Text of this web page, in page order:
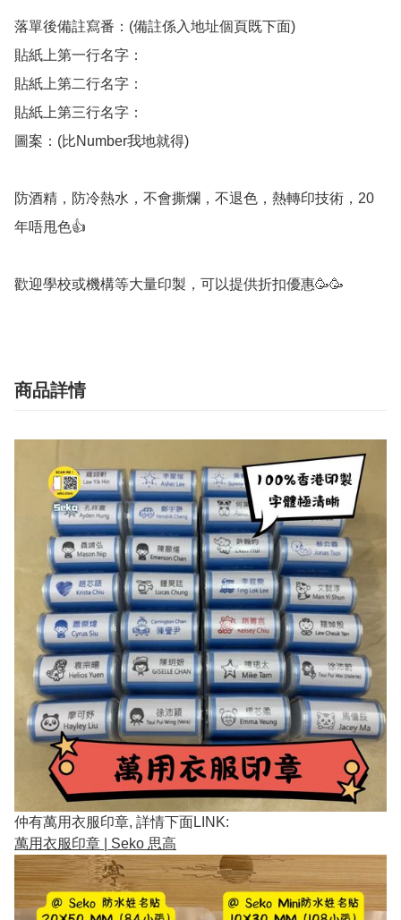
落單後備註寫番：(備註係入地址個頁既下面)
貼紙上第一行名字：
貼紙上第二行名字：
貼紙上第三行名字：
圖案：(比Number我地就得)
防酒精，防冷熱水，不會撕爛，不退色，熱轉印技術，20
年唔甩色👍
商品詳情
仲有萬用衣服印章, 詳情下面LINK:
萬用衣服印章 | Seko 思高